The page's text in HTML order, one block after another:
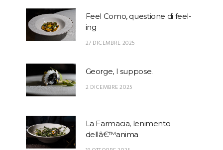
Feel Como, questione di feel-
ing
27 DICEMBRE 2025
George, I suppose.
2 DICEMBRE 2025
La Farmacia, lenimento
dellâ€™anima